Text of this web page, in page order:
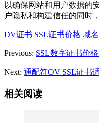
以确保网站和用户数据的
户隐私和构建信任的同时
DV证书 SSL证书价格 域
Previous: SSL数字证书价
Next: 通配符OV SSL证书
相关阅读